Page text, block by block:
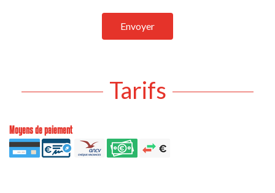
Envoyer
Tarifs
Moyens de paiement